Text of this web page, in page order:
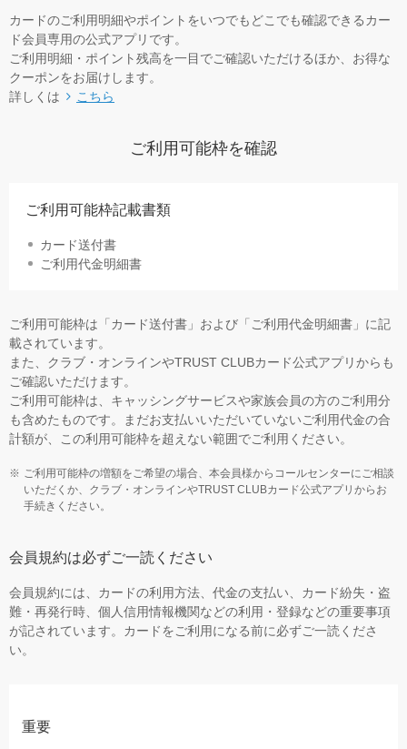
カードのご利用明細やポイントをいつでもどこでも確認できるカー
ド会員専用の公式アプリです。
ご利用明細・ポイント残高を一目でご確認いただけるほか、お得な
クーポンをお届けします。
詳しくは
こちら
ご利用可能枠を確認
ご利用可能枠記載書類
カード送付書
ご利用代金明細書
ご利用可能枠は「カード送付書」および「ご利用代金明細書」に記
載されています。
また、クラブ・オンラインやTRUST CLUBカード公式アプリからも
ご確認いただけます。
ご利用可能枠は、キャッシングサービスや家族会員の方のご利用分
も含めたものです。まだお支払いいただいていないご利用代金の合
計額が、この利用可能枠を超えない範囲でご利用ください。
ご利用可能枠の増額をご希望の場合、本会員様からコールセンターにご相談
いただくか、クラブ・オンラインやTRUST CLUBカード公式アプリからお
手続きください。
会員規約は必ずご一読ください
会員規約には、カードの利用方法、代金の支払い、カード紛失・盗
難・再発行時、個人信用情報機関などの利用・登録などの重要事項
が記されています。カードをご利用になる前に必ずご一読くださ
い。
重要